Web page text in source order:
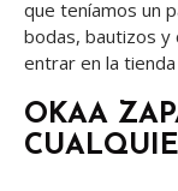
que teníamos un
bodas, bautizos y
entrar en la
OKAA